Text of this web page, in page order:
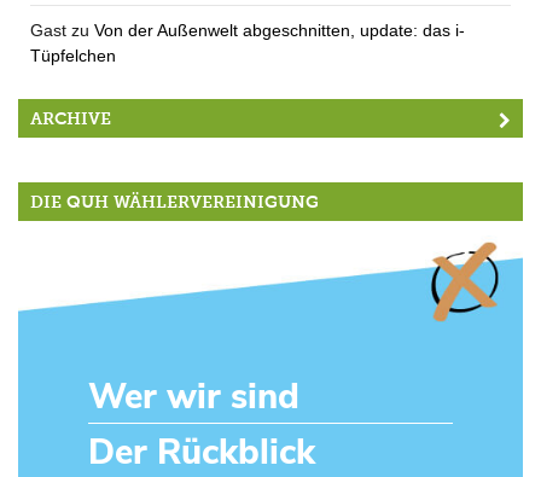
Gast zu Von der Außenwelt abgeschnitten, update: das i-
Tüpfelchen
ARCHIVE
DIE QUH WÄHLERVEREINIGUNG
Wer wir sind
Der Rückblick